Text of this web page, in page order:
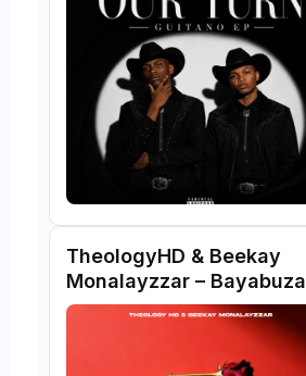
TheologyHD & Beekay
Monalayzzar – Bayabuza